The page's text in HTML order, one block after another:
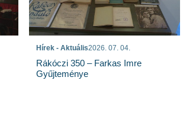
Hírek - Aktuális2026. 07. 04.
Rákóczi 350 – Farkas Imre
Gyűjteménye